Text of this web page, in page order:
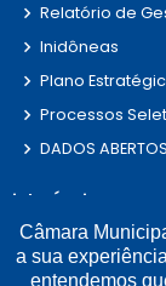
Relatório de
Inidôneas
Plano
Processos
DADOS ABERTOS
Links Úteis
Municípios
Câmara
a sua
entendemos